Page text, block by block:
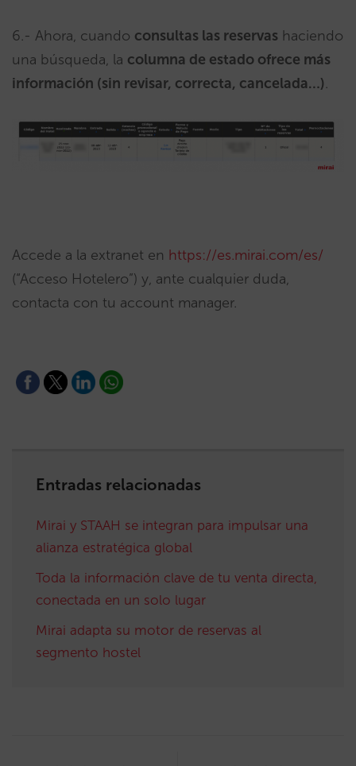
6.- Ahora, cuando consultas las reservas haciendo
una búsqueda, la columna de estado ofrece más
información (sin revisar, correcta, cancelada…).
Accede a la extranet en https://es.mirai.com/es/
(“Acceso Hotelero”) y, ante cualquier duda,
contacta con tu account manager.
Entradas relacionadas
Mirai y STAAH se integran para impulsar una
alianza estratégica global
Toda la información clave de tu venta directa,
conectada en un solo lugar
Mirai adapta su motor de reservas al
segmento hostel